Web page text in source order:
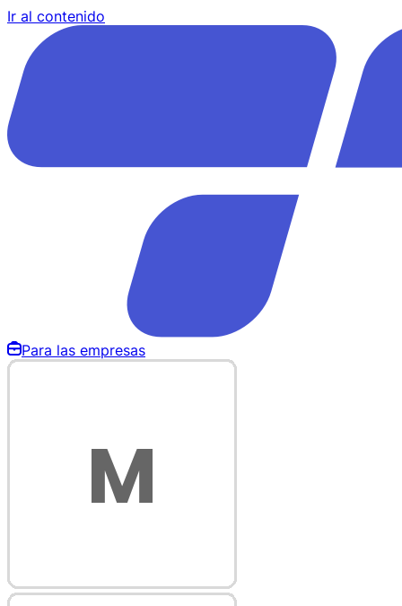
Ir al contenido
Para las empresas